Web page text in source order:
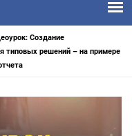
Создание
типовых решений – на примере